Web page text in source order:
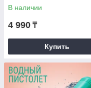
В наличии
4 990 ₸
Купить